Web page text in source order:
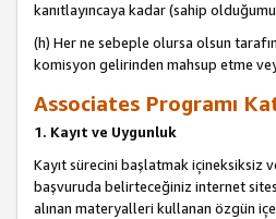
kanıtlayıncaya kadar (sahip
(h) Her ne sebeple olursa olsun
komisyon gelirinden mahsup etme
Associates Programı
1. Kayıt ve Uygunluk
Kayıt sürecini başlatmak içineksiksiz
başvuruda belirteceğiniz internet
alınan materyalleri kullanan özgün